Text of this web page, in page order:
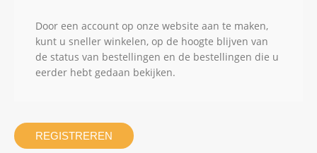
Door een account op onze website aan te maken,
kunt u sneller winkelen, op de hoogte blijven van
de status van bestellingen en de bestellingen die u
eerder hebt gedaan bekijken.
REGISTREREN